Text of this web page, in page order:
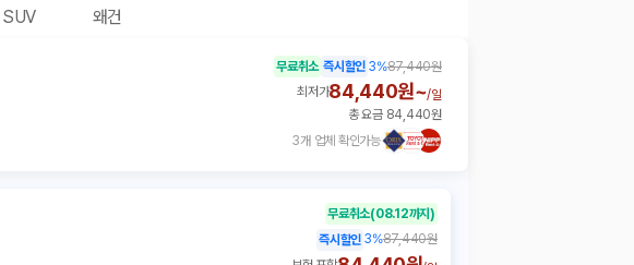
SUV 왜건
3개 업체 확인가능
무료취소 즉시할인 3%87,440원
최저가84,440원~/일
총 요금 84,440원
무료취소(08.12까지)
즉시할인 3%87,440원